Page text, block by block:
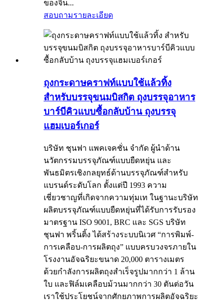
ของจีน...
สอบถามรายละเอียด
ถุงกระดาษคราฟท์แบบใช้แล้วทิ้ง
สำหรับบรรจุขนมบิสกิต ถุงบรรจุอาหาร
บาร์บีคิวแบบซื้อกลับบ้าน ถุงบรรจุ
แฮมเบอร์เกอร์
บริษัท ชุนฟา แพคเจคชั่น จำกัด ผู้นำด้าน
นวัตกรรมบรรจุภัณฑ์แบบยืดหยุ่น และ
พันธมิตรเชิงกลยุทธ์ด้านบรรจุภัณฑ์สำหรับ
แบรนด์ระดับโลก ตั้งแต่ปี 1993 ความ
เชี่ยวชาญที่เกิดจากความทุ่มเท ในฐานะบริษัท
ผลิตบรรจุภัณฑ์แบบยืดหยุ่นที่ได้รับการรับรอง
มาตรฐาน ISO 9001, BRC และ SGS บริษัท
ชุนฟา พริ้นติ้ง ได้สร้างระบบนิเวศ “การพิมพ์-
การเคลือบ-การผลิตถุง” แบบครบวงจรภายใน
โรงงานอัจฉริยะขนาด 20,000 ตารางเมตร
ด้วยกำลังการผลิตถุงสำเร็จรูปมากกว่า 1 ล้าน
ใบ และฟิล์มเคลือบม้วนมากกว่า 30 ตันต่อวัน
เราใช้ประโยชน์จากศักยภาพการผลิตอัจฉริยะ